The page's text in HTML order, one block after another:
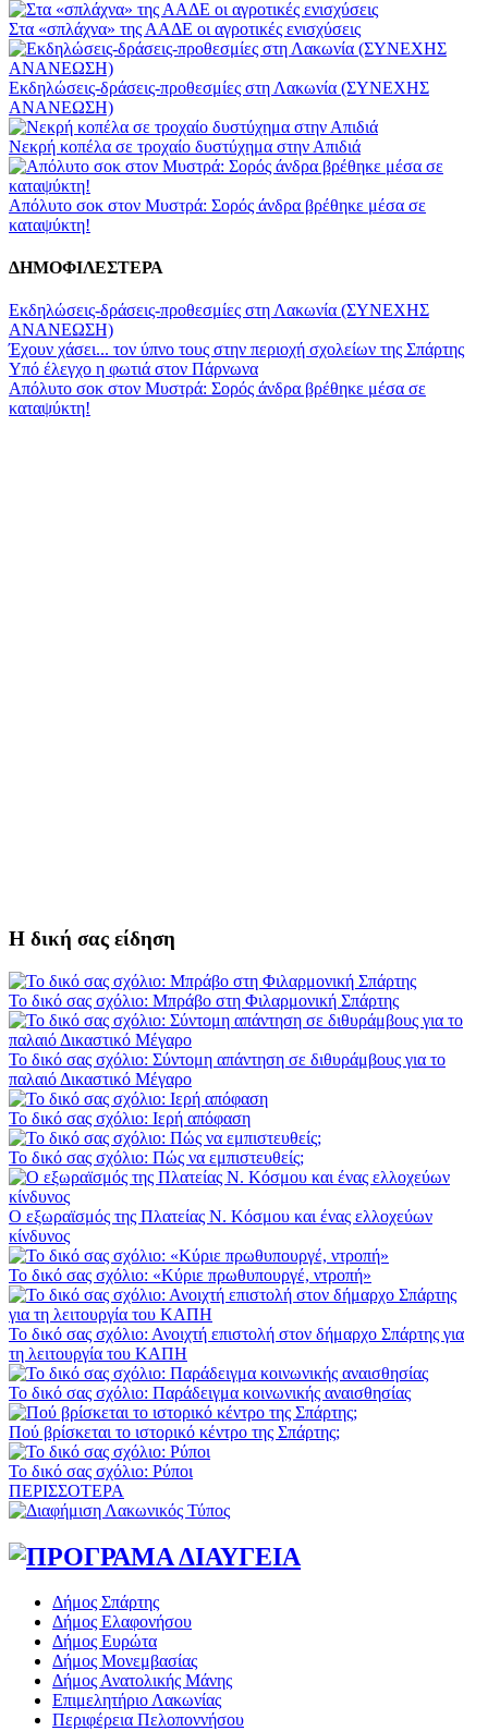
Στα «σπλάχνα» της ΑΑΔΕ οι αγροτικές ενισχύσεις
Εκδηλώσεις-δράσεις-προθεσμίες στη Λακωνία (ΣΥΝΕΧΗΣ
ΑΝΑΝΕΩΣΗ)
Νεκρή κοπέλα σε τροχαίο δυστύχημα στην Απιδιά
Απόλυτο σοκ στον Μυστρά: Σορός άνδρα βρέθηκε μέσα σε
καταψύκτη!
ΔΗΜΟΦΙΛΕΣΤΕΡΑ
Εκδηλώσεις-δράσεις-προθεσμίες στη Λακωνία (ΣΥΝΕΧΗΣ
ΑΝΑΝΕΩΣΗ)
Έχουν χάσει... τον ύπνο τους στην περιοχή σχολείων της Σπάρτης
Υπό έλεγχο η φωτιά στον Πάρνωνα
Απόλυτο σοκ στον Μυστρά: Σορός άνδρα βρέθηκε μέσα σε
καταψύκτη!
Η δική σας είδηση
Το δικό σας σχόλιο: Μπράβο στη Φιλαρμονική Σπάρτης
Το δικό σας σχόλιο: Σύντομη απάντηση σε διθυράμβους για το
παλαιό Δικαστικό Μέγαρο
Το δικό σας σχόλιο: Ιερή απόφαση
Το δικό σας σχόλιο: Πώς να εμπιστευθείς;
Ο εξωραϊσμός της Πλατείας Ν. Κόσμου και ένας ελλοχεύων
κίνδυνος
Το δικό σας σχόλιο: «Κύριε πρωθυπουργέ, ντροπή»
Το δικό σας σχόλιο: Ανοιχτή επιστολή στον δήμαρχο Σπάρτης για
τη λειτουργία του ΚΑΠΗ
Το δικό σας σχόλιο: Παράδειγμα κοινωνικής αναισθησίας
Πού βρίσκεται το ιστορικό κέντρο της Σπάρτης;
Το δικό σας σχόλιο: Ρύποι
ΠΕΡΙΣΣΟΤΕΡΑ
Δήμος Σπάρτης
Δήμος Ελαφονήσου
Δήμος Ευρώτα
Δήμος Μονεμβασίας
Δήμος Ανατολικής Μάνης
Επιμελητήριο Λακωνίας
Περιφέρεια Πελοποννήσου